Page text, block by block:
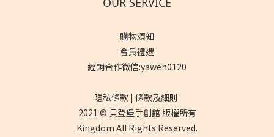
購物須知
會員禮遇
經銷合作微信:yawen0120
隱私條款 | 條款及細則
2021 © 貝登堡手創館 版權所有
Kingdom All Rights Reserved.